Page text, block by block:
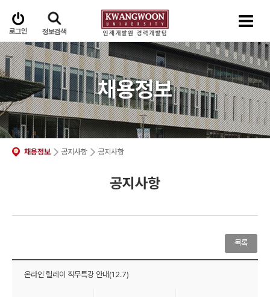
로그인 정보검색
채용정보
채용정보 공지사항 공지사항
공지사항
목록
온라인 릴레이 직무특강 안내(12.7)